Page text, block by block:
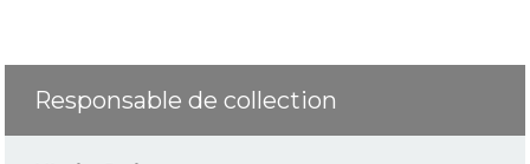
Responsable de collection